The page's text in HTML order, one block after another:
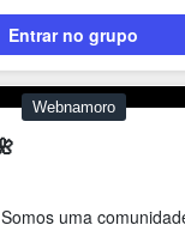
Entrar no grupo
Webnamoro
uma